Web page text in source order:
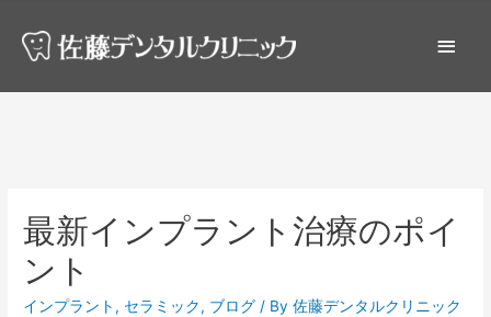
最新インプラント治療のポイ
ント
インプラント , セラミック, ブログ / By佐藤デンタルクリニック